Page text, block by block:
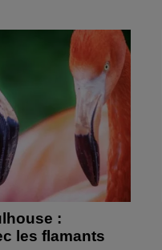
:
les flamants